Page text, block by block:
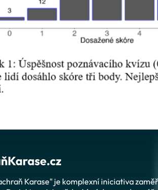
Karase" je komplexní iniciativa